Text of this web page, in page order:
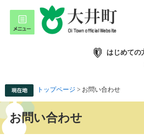
はじめての
トップページ > お問い合わせ
お問い合わせ